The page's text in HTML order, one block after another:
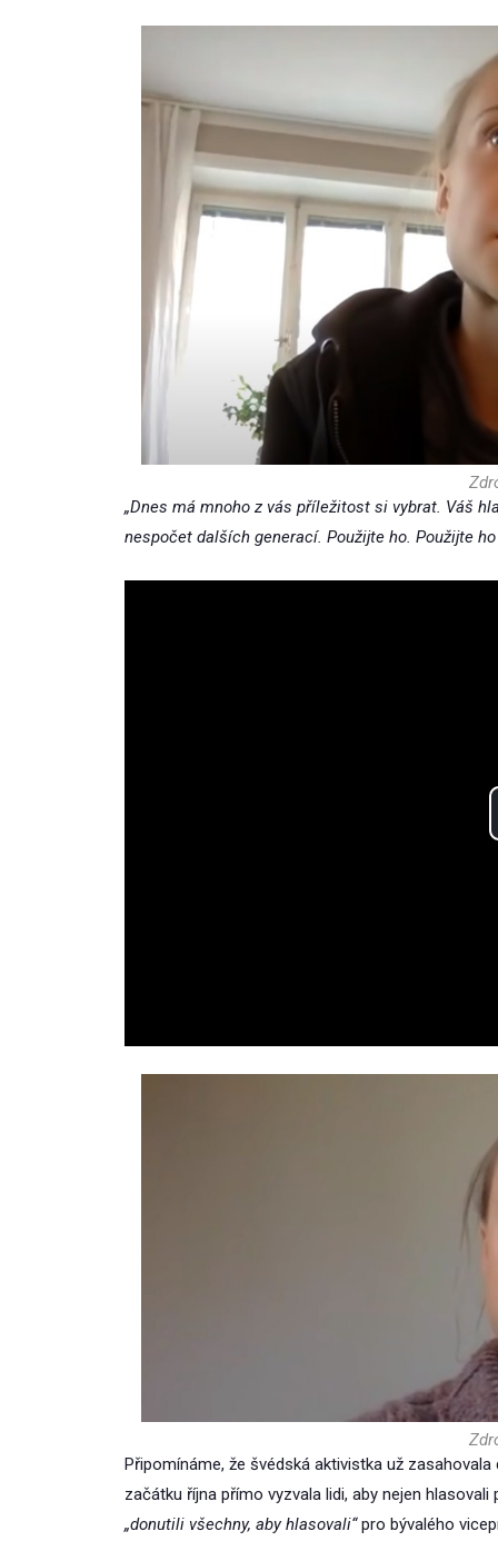
„Dnes má mnoho z vás příležitost si vybrat. Váš
nespočet dalších generací. Použijte ho. Použijte
Připomínáme, že švédská aktivistka už
začátku října přímo vyzvala lidi, aby nejen
„donutili všechny, aby hlasovali“pro bývalého